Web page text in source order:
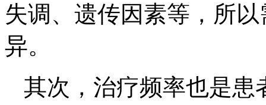
失调、遗传因素等，所
异。
其次，治疗频率也是患